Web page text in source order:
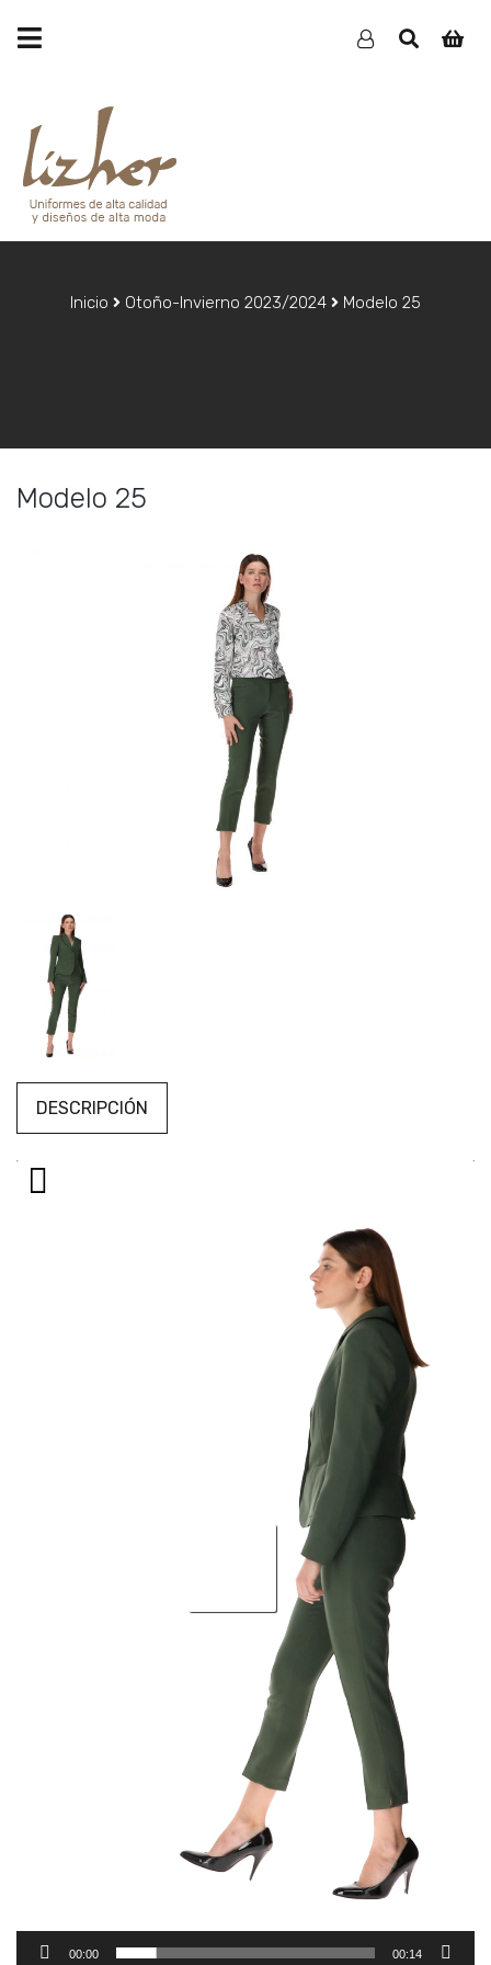
Inicio Otoño-Invierno 2023/2024 Modelo 25
Modelo 25
DESCRIPCIÓN
Reproductor
de
00:00 00:14